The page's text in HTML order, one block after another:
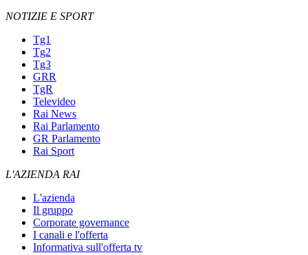
NOTIZIE E SPORT
Tg1
Tg2
Tg3
GRR
TgR
Televideo
Rai News
Rai Parlamento
GR Parlamento
Rai Sport
L'AZIENDA RAI
L'azienda
Il gruppo
Corporate governance
I canali e l'offerta
Informativa sull'offerta tv